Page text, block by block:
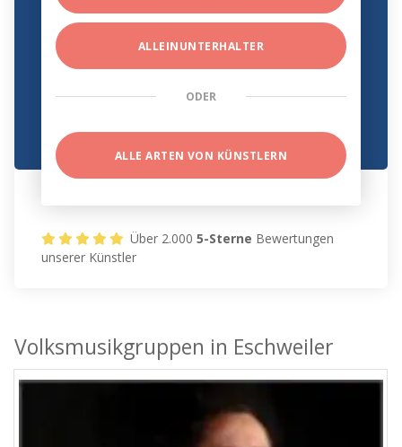
ALLEINUNTERHALTER
ODER
ALLE ARTEN VON KÜNSTLERN
Über 2.0005-Sterne Bewertungen
unserer Künstler
Volksmusikgruppen in Eschweiler